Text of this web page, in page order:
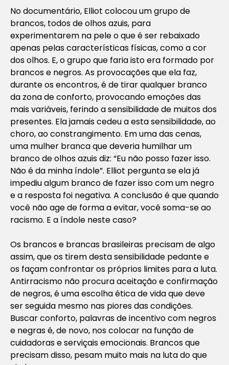
No documentário, Elliot colocou um grupo de
brancos, todos de olhos azuis, para
experimentarem na pele o que é ser rebaixado
apenas pelas características físicas, como a cor
dos olhos. E, o grupo que faria isto era formado por
brancos e negros. As provocações que ela faz,
durante os encontros, é de tirar qualquer branco
da zona de conforto, provocando emoções das
mais variáveis, ferindo a sensibilidade de muitos dos
presentes. Ela jamais cedeu a esta sensibilidade, ao
choro, ao constrangimento. Em uma das cenas,
uma mulher branca que deveria humilhar um
branco de olhos azuis diz: “Eu não posso fazer isso.
Não é da minha índole”. Elliot pergunta se ela já
impediu algum branco de fazer isso com um negro
e a resposta foi negativa. A conclusão é que quando
você não age de forma a evitar, você soma-se ao
racismo. E a índole neste caso?
Os brancos e brancas brasileiras precisam de algo
assim, que os tirem desta sensibilidade pedante e
os façam confrontar os próprios limites para a luta.
Antirracismo não procura aceitação e confirmação
de negros, é uma escolha ética de vida que deve
ser seguida mesmo nas piores das condições.
Buscar conforto, palavras de incentivo com negros
e negras é, de novo, nos colocar na função de
cuidadoras e serviçais emocionais. Brancos que
precisam disso, pesam muito mais na luta do que